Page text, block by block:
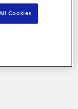
de
Cookies